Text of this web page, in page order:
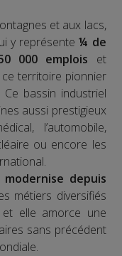
et aux lacs,
y représente¼ de
000 emplois et
territoire pionnier
bassin industriel
aussi prestigieux
l’automobile,
ou encore les
depuis
métiers diversifiés
et elle amorce une
sans précédent